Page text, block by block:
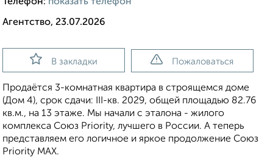
Агентство, 23.07.2026
В закладки Пожаловаться
Продаётся 3-комнатная квартира в строящемся доме
(Дом 4), срок сдачи: III-кв. 2029, общей площадью 82.76
кв.м., на 13 этаже. Мы начали с эталона - жилого
комплекса Союз Priority, лучшего в России. А теперь
представляем его логичное и яркое продолжение Союз
Priority MAX.